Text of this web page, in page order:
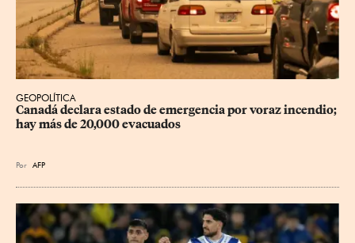
GEOPOLÍTICA
Canadá declara estado de emergencia por voraz incendio;
hay más de 20,000 evacuados
Por AFP